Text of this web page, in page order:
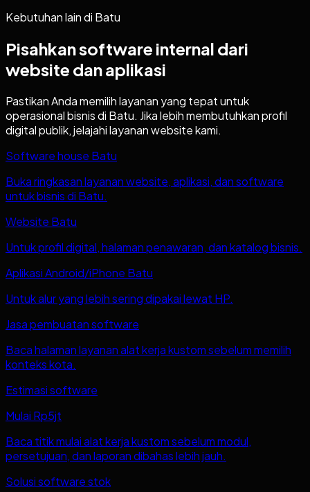
Kebutuhan lain di Batu
Pisahkan software internal dari
website dan aplikasi
Pastikan Anda memilih layanan yang tepat untuk
operasional bisnis di Batu. Jika lebih membutuhkan profil
digital publik, jelajahi layanan website kami.
Software house Batu
Buka ringkasan layanan website, aplikasi, dan software
untuk bisnis di Batu.
Website Batu
Untuk profil digital, halaman penawaran, dan katalog bisnis.
Aplikasi Android/iPhone Batu
Untuk alur yang lebih sering dipakai lewat HP.
Jasa pembuatan software
Baca halaman layanan alat kerja kustom sebelum memilih
konteks kota.
Estimasi software
Mulai Rp5jt
Baca titik mulai alat kerja kustom sebelum modul,
persetujuan, dan laporan dibahas lebih jauh.
Solusi software stok